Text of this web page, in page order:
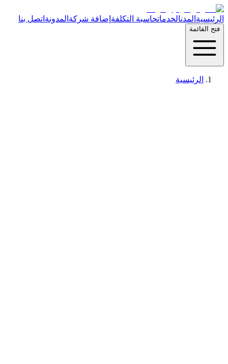
الرئيسية المدنالخدماتحاسبة التكلفة إضافة شركة المدونة اتصل بنا
فتح القائمة
الرئيسية